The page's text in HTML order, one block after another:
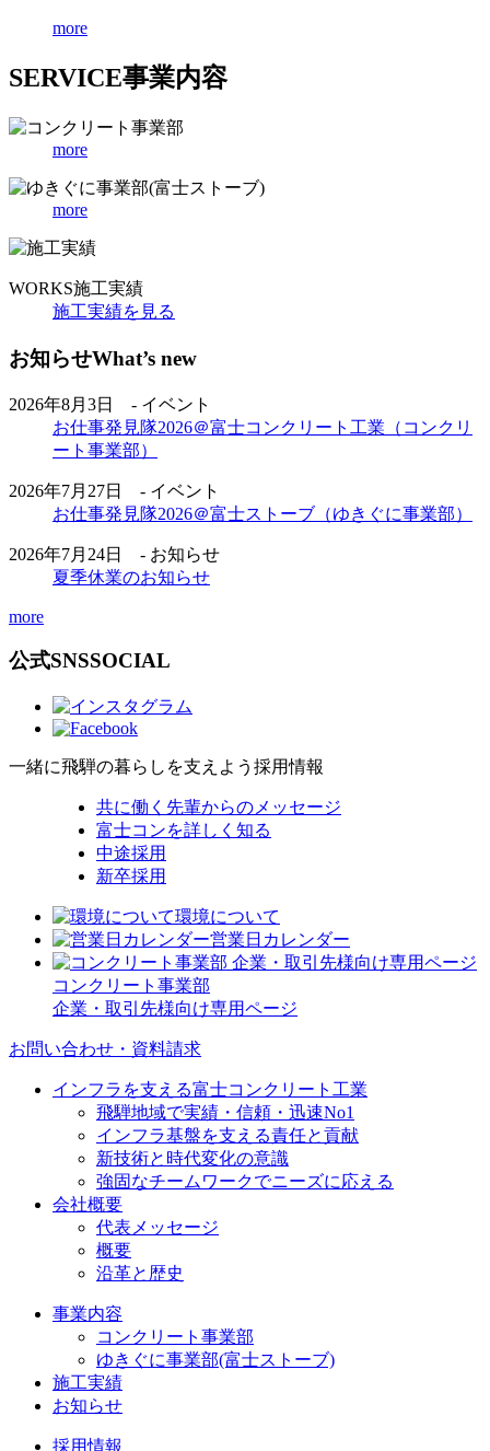
more
SERVICE事業内容
more
more
WORKS施工実績
施工実績を見る
お知らせWhat’s new
2026年8月3日 - イベント
お仕事発見隊2026＠富士コンクリート工業（コンクリ
ート事業部）
2026年7月27日 - イベント
お仕事発見隊2026＠富士ストーブ（ゆきぐに事業部）
2026年7月24日 - お知らせ
夏季休業のお知らせ
more
公式SNSSOCIAL
一緒に飛騨の暮らしを支えよう 採用情報
共に働く先輩からのメッセージ
富士コンを詳しく知る
中途採用
新卒採用
環境について
営業日カレンダー
コンクリート事業部
企業・取引先様向け専用ページ
お問い合わせ・資料請求
インフラを支える富士コンクリート工業
飛騨地域で実績・信頼・迅速No1
インフラ基盤を支える責任と貢献
新技術と時代変化の意識
強固なチームワークでニーズに応える
会社概要
代表メッセージ
概要
沿革と歴史
事業内容
コンクリート事業部
ゆきぐに事業部(富士ストーブ)
施工実績
お知らせ
採用情報